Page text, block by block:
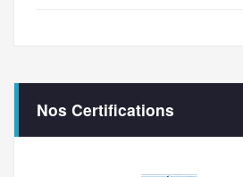
Nos Certifications